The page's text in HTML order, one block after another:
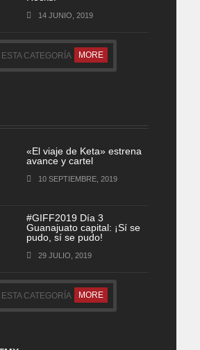
14 JUNIO, 2019
CATEGORÍA MORE
«El viaje de Keta» estrena
avance y cartel
10 SEPTIEMBRE, 2019
#GIFF2019 Día 3
Guanajuato capital: ¡Sí se
pudo, sí se pudo!
29 JULIO, 2019
CATEGORÍA MORE